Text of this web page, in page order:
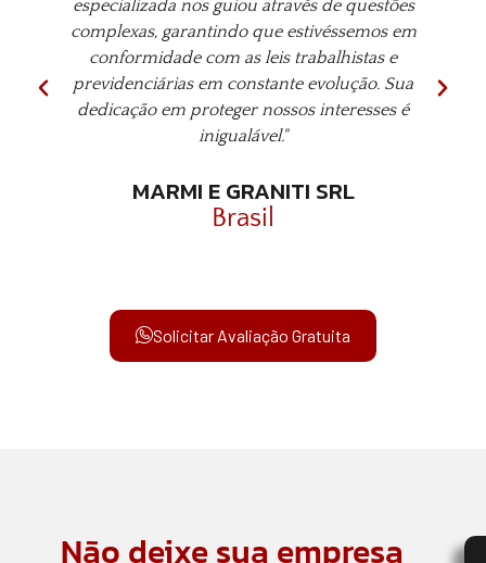
especializada nos guiou através de questões
complexas, garantindo que estivéssemos em
conformidade com as leis trabalhistas e
previdenciárias em constante evolução. Sua
dedicação em proteger nossos interesses é
inigualável."
MARMI E GRANITI SRL
Brasil
Solicitar Avaliação Gratuita
Não deixe sua empresa